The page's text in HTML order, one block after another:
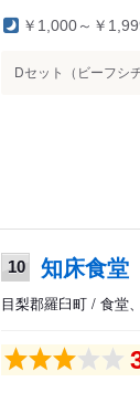
￥1,000～￥
Dセット（ビーフシ
10 知床食堂
目梨郡羅臼町 / 食堂